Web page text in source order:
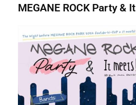
MEGANE ROCK Party &